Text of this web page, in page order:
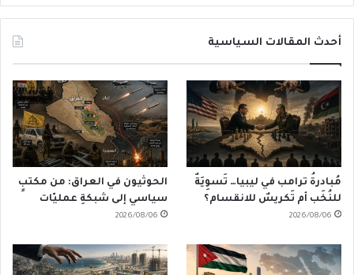
أحدث المقالات السياسية
مُبادرةُ ترامب في ليبيا… تَسوِيَةٌ
للنُخَب أم تَكريسٌ للانقسام؟
2026/08/06
الحوثيون في العراق: من مكتبٍ
سياسي إلى شبكةِ عمليّات
2026/08/06